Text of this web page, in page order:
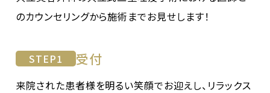
のカウンセリングから施術までお見せします！
STEP1 受付
来院された患者様を明るい笑顔でお迎えし、リラックス